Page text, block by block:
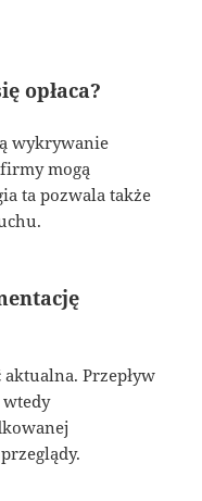
opłaca?
wykrywanie
mogą
ta pozwala także
Przepływ